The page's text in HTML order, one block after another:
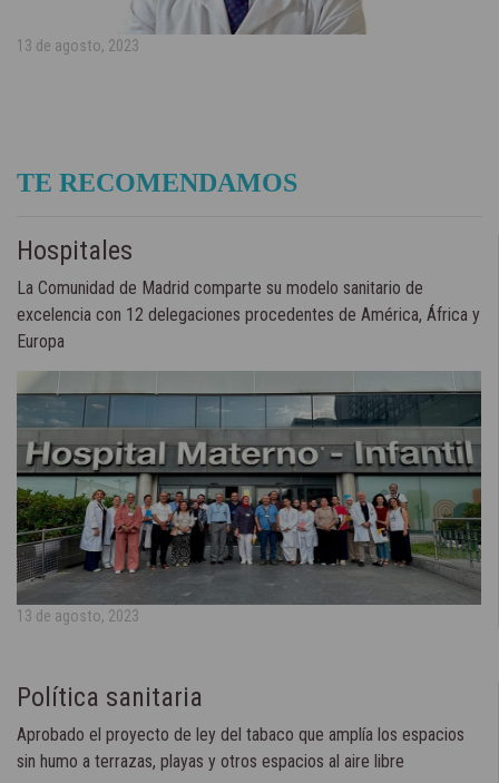
13 de agosto, 2023
TE RECOMENDAMOS
Hospitales
La Comunidad de Madrid comparte su modelo sanitario de
excelencia con 12 delegaciones procedentes de América, África y
Europa
13 de agosto, 2023
Política sanitaria
Aprobado el proyecto de ley del tabaco que amplía los espacios
sin humo a terrazas, playas y otros espacios al aire libre